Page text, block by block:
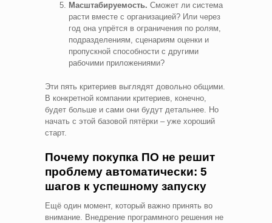
Масштабируемость. Сможет ли система
расти вместе с организацией? Или через
год она упрётся в ограничения по ролям,
подразделениям, сценариям оценки и
пропускной способности с другими
рабочими приложениями?
Эти пять критериев выглядят довольно общими.
В конкретной компании критериев, конечно,
будет больше и сами они будут детальнее. Но
начать с этой базовой пятёрки – уже хороший
старт.
Почему покупка ПО не решит
проблему автоматически: 5
шагов к успешному запуску
Ещё один момент, который важно принять во
внимание. Внедрение программного решения не